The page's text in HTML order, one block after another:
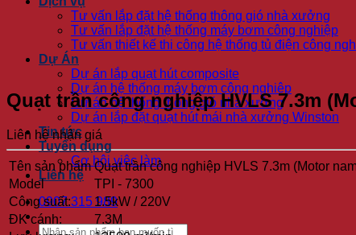
Tư vấn lắp đặt hệ thống thông gió nhà xưởng
Tư vấn lắp đặt hệ thống máy bơm công nghiệp
Tư vấn thiết kế thi công hệ thống tủ điện công
Dự Án
Dự án lắp quạt hút composite
Dự án hệ thống máy bơm công nghiệp
Dự án hệ thống thông gió nhà xưởng
Dự án lắp đặt quạt hút mái nhà xưởng Winston
Tin tức
Tuyển dụng
Cơ hội việc làm
Liên hệ
0907 315 989
Quạt trần công nghiệp HVLS 7.3m
Liên hệ nhận giá
Tên sản phẩm Quạt trần công nghiệp HVLS 7.3m (Motor
Model
TPI - 7300
Công suất:
1.5kW / 220V
ĐK cánh:
7.3M